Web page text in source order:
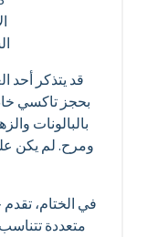
قد يتذكر أحد
بحجز تاكسي
بالبالونات
ومرح. لم يكن
في الختام،
متعددة